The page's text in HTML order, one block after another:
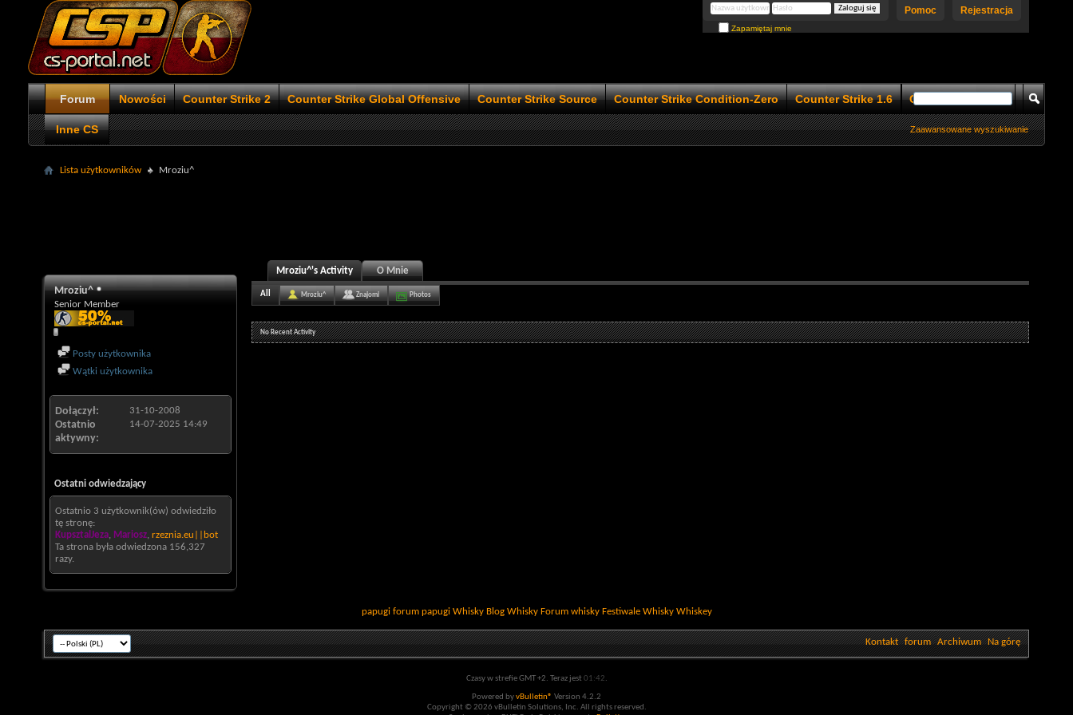
Rejestracja
Pomoc
Zapamiętaj mnie
Forum Nowości Counter Strike 2 Counter Strike Global Offensive Counter Strike Source Counter Strike Condition-Zero Counter Strike 1.6 Counter Strike 1.5
Inne CS Zaawansowane wyszukiwanie
Lista użytkowników Mroziu^
Mroziu^
Senior Member
Posty użytkownika
Wątki użytkownika
Dołączył 31-10-2008
Ostatnio
aktywny
14-07-2025 14:49
Ostatni odwiedzający
Ostatnio 3 użytkownik(ów) odwiedziło
tę stronę:
KupsztalJeza, Mariosz, rzeznia.eu||bot
Ta strona była odwiedzona 156,327
razy.
Mroziu^'s Activity O Mnie
All Mroziu^ Znajomi Photos
No Recent Activity
papugi forum papugi Whisky Blog Whisky Forum whisky Festiwale Whisky Whiskey
Kontakt forum Archiwum Na górę
Czasy w strefie GMT +2. Teraz jest01:42.
Powered byvBulletin® Version 4.2.2
Copyright © 2026 vBulletin Solutions, Inc. All rights reserved.